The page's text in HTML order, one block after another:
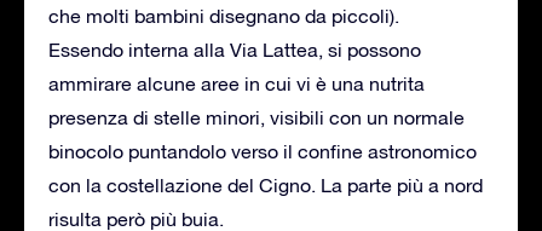
che molti bambini disegnano da piccoli).
Essendo interna alla Via Lattea, si possono
ammirare alcune aree in cui vi è una nutrita
presenza di stelle minori, visibili con un normale
binocolo puntandolo verso il confine astronomico
con la costellazione del Cigno. La parte più a nord
risulta però più buia.